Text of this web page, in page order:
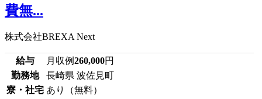
費無...
株式会社BREXA Next
給与 月収例260,000円
勤務地
長崎県 波佐見町
寮・社宅 あり（無料）